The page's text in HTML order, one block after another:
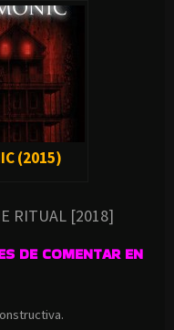
(2015)
RITUAL [2018]
DE COMENTAR EN